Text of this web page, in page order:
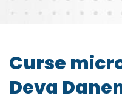
Curse
Deva